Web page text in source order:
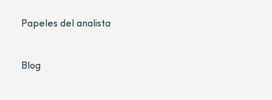
Papeles del analista
Blog